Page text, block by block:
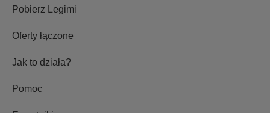
Pobierz Legimi
Oferty łączone
Jak to działa?
Pomoc